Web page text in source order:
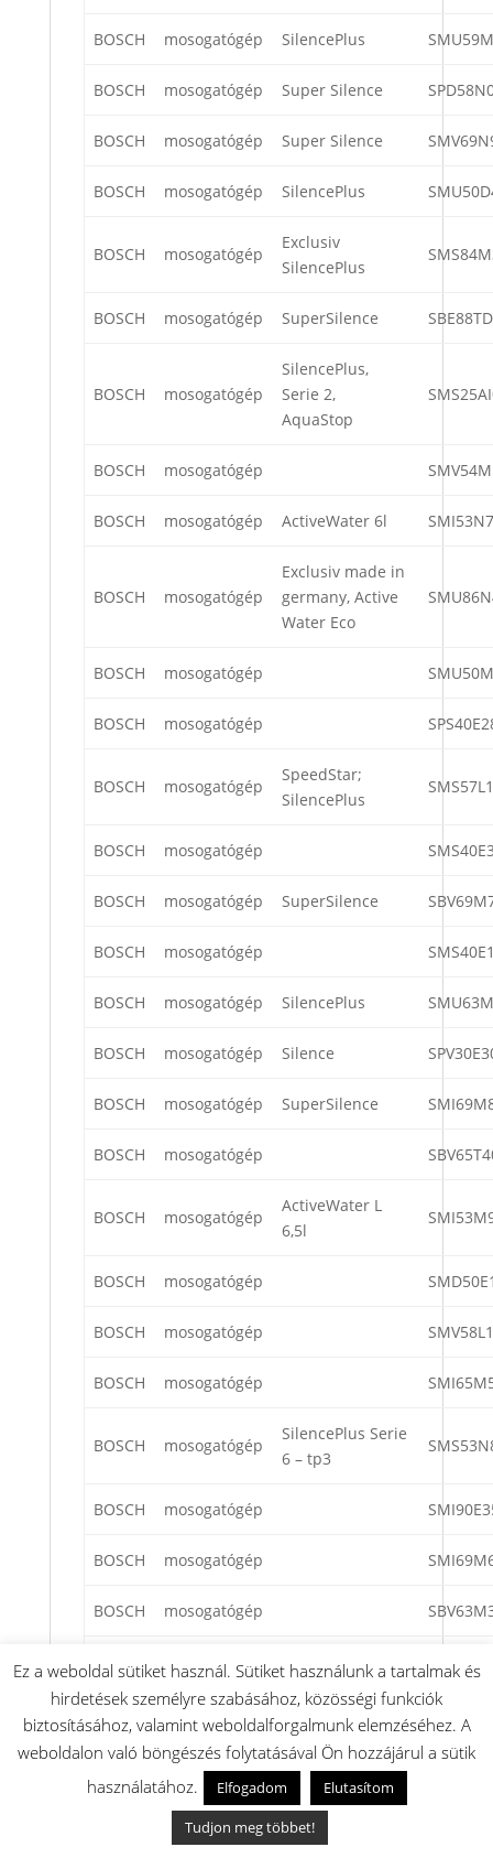
BOSCH mosogatógép SilencePlus
BOSCH mosogatógép Super Silence
BOSCH mosogatógép Super Silence
BOSCH mosogatógép SilencePlus
BOSCH mosogatógép
Exclusiv
SilencePlus
BOSCH mosogatógép SuperSilence
BOSCH mosogatógép
SilencePlus,
Serie 2,
AquaStop
BOSCH mosogatógép
BOSCH mosogatógép ActiveWater 6l
BOSCH mosogatógép
Exclusiv made in
germany, Active
Water Eco
BOSCH mosogatógép
BOSCH mosogatógép
BOSCH mosogatógép
SpeedStar;
SilencePlus
BOSCH mosogatógép
BOSCH mosogatógép SuperSilence
BOSCH mosogatógép
BOSCH mosogatógép SilencePlus
BOSCH mosogatógép Silence
BOSCH mosogatógép SuperSilence
BOSCH mosogatógép
BOSCH mosogatógép
ActiveWater L
6,5l
BOSCH mosogatógép
BOSCH mosogatógép
BOSCH mosogatógép
BOSCH mosogatógép
SilencePlus Serie
6 – tp3
BOSCH mosogatógép
BOSCH mosogatógép
BOSCH mosogatógép
BOSCH mosogatógép
BOSCH mosogatógép
BOSCH mosogatógép SuperSilence
mosogatógép SuperSilence
Ez a weboldal sütiket használ. Sütiket használunk a tartalmak és
hirdetések személyre szabásához, közösségi funkciók
biztosításához, valamint weboldalforgalmunk elemzéséhez. A
weboldalon való böngészés folytatásával Ön hozzájárul a sütik
használatához.
Elfogadom
Elutasítom
Tudjon meg többet!